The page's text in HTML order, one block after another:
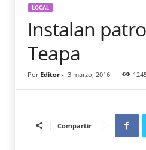
LOCAL
Instalan
Teapa
Por Editor- 3 marzo, 2016
Compartir